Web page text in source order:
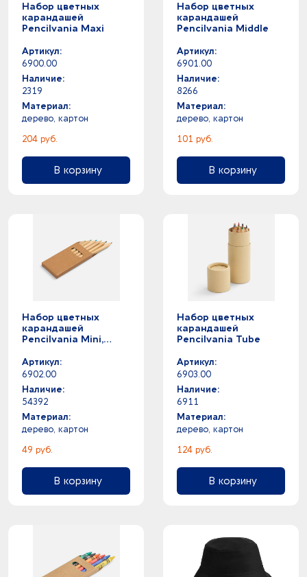
Набор цветных
карандашей
Pencilvania Maxi
Артикул:
6900.00
Наличие:
2319
Материал:
дерево, картон
204 руб.
В корзину
Набор цветных
карандашей
Pencilvania Middle
Артикул:
6901.00
Наличие:
8266
Материал:
дерево, картон
101 руб.
В корзину
Набор цветных
карандашей
Pencilvania Mini,
Артикул:
6902.00
Наличие:
54392
Материал:
дерево, картон
49 руб.
В корзину
Набор цветных
карандашей
Pencilvania Tube
Артикул:
6903.00
Наличие:
6911
Материал:
дерево, картон
124 руб.
В корзину